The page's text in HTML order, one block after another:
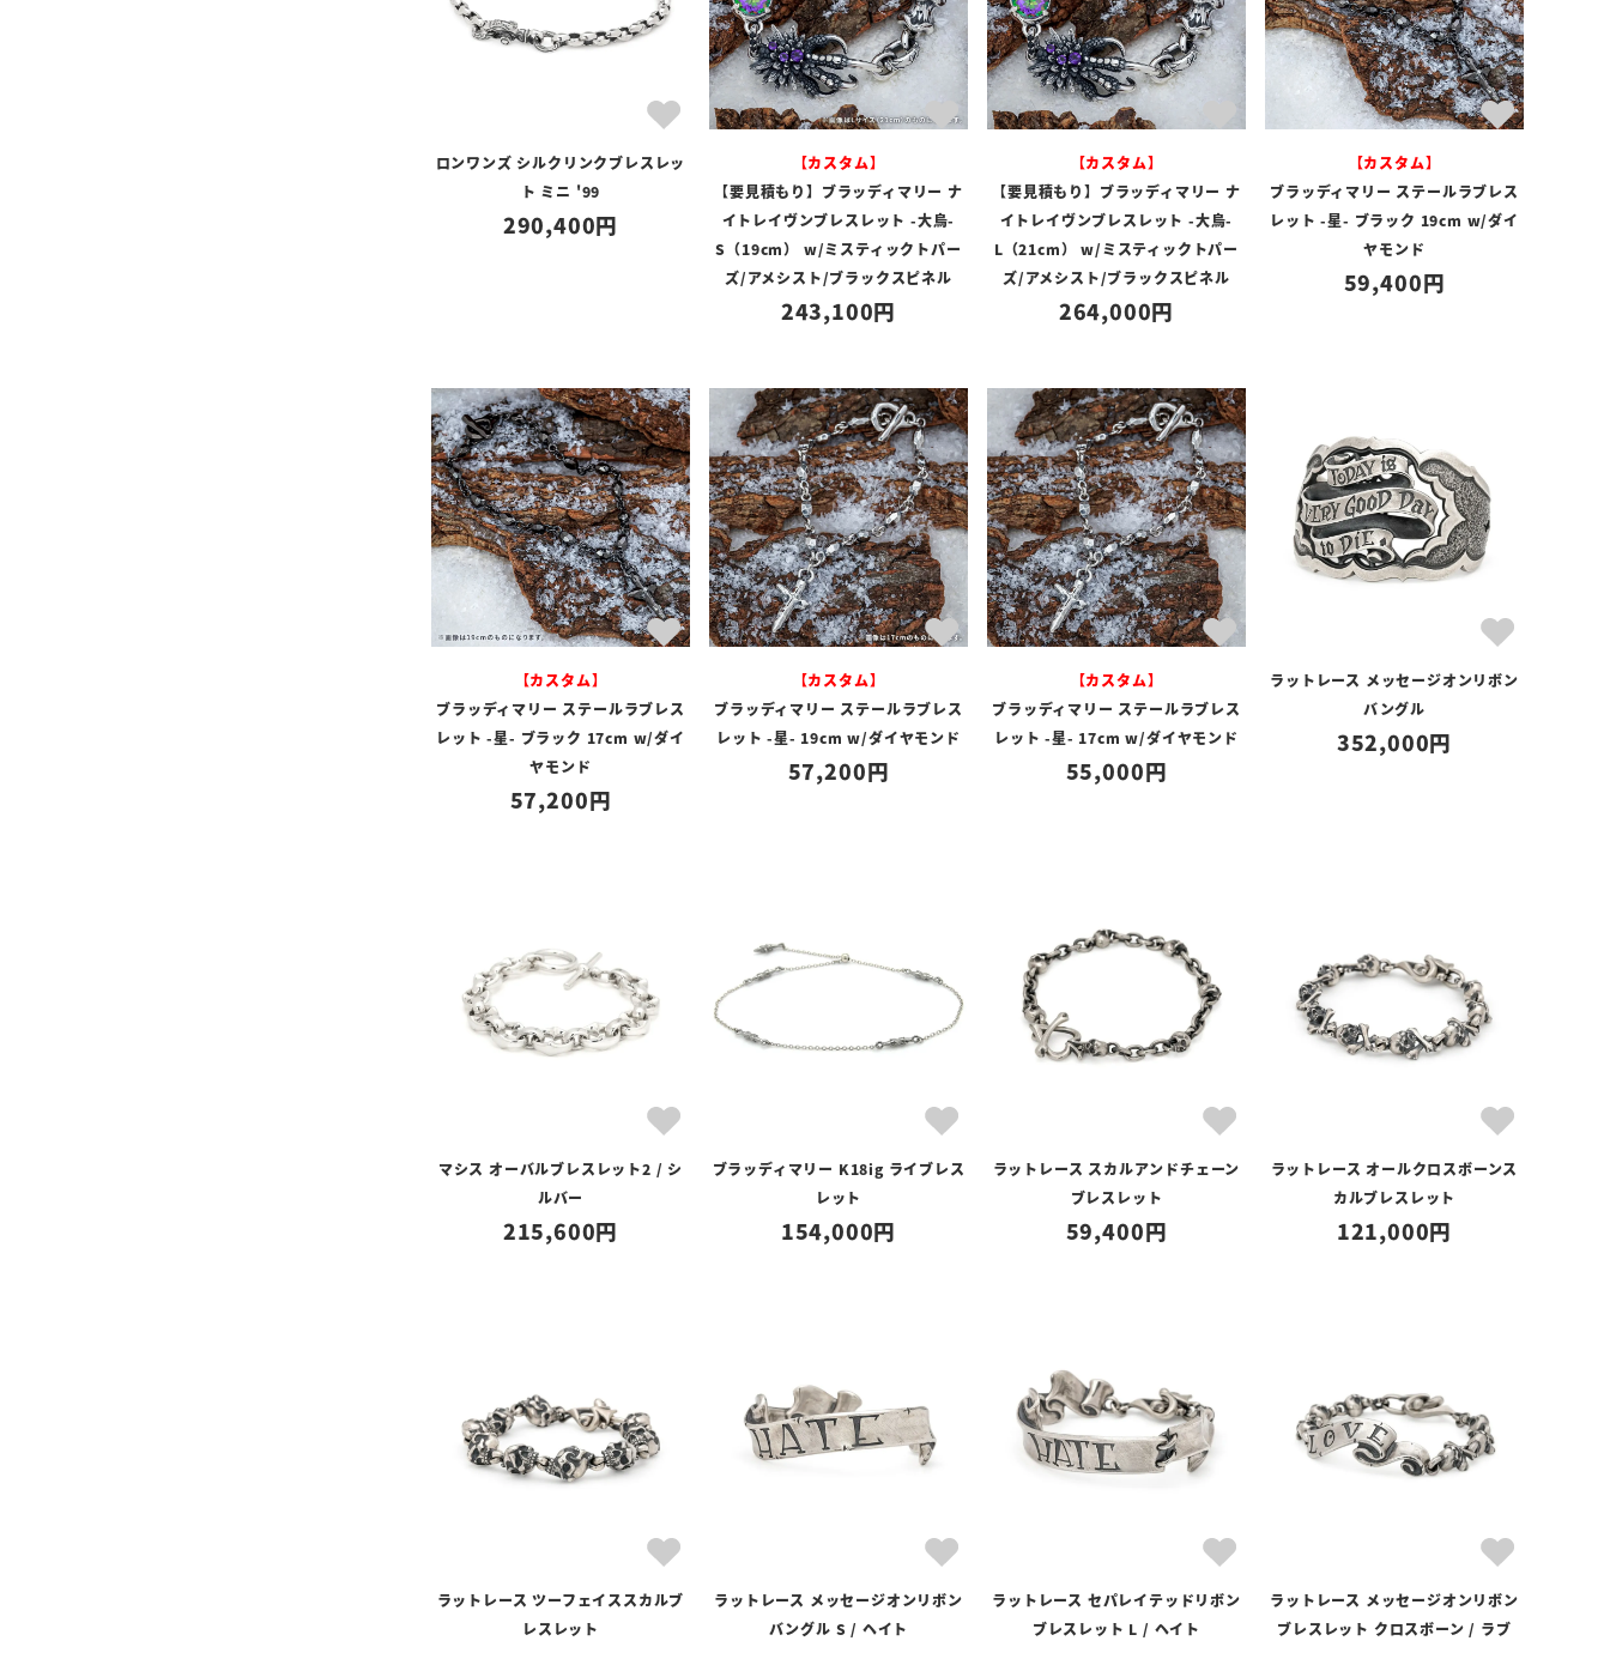
ロンワンズ シルクリンクブレスレッ
ト ミニ '99
290,400
【カスタム】
【要見積もり】ブラッディマリー ナ
イトレイヴンブレスレット -大烏-
S（19cm） w/ミスティックトパー
ズ/アメシスト/ブラックスピネル
243,100
【カスタム】
【要見積もり】ブラッディマリー ナ
イトレイヴンブレスレット -大烏-
L（21cm） w/ミスティックトパー
ズ/アメシスト/ブラックスピネル
264,000
【カスタム】
ブラッディマリー ステールラブレス
レット -星- ブラック 19cm w/ダイ
ヤモンド
59,400
【カスタム】
ブラッディマリー ステールラブレス
レット -星- ブラック 17cm w/ダイ
ヤモンド
57,200
【カスタム】
ブラッディマリー ステールラブレス
レット -星- 19cm w/ダイヤモンド
57,200
【カスタム】
ブラッディマリー ステールラブレス
レット -星- 17cm w/ダイヤモンド
55,000
ラットレース メッセージオンリボン
バングル
352,000
マシス オーバルブレスレット2 / シ
ルバー
215,600
ブラッディマリー K18ig ライブレス
レット
154,000
ラットレース スカルアンドチェーン
ブレスレット
59,400
ラットレース オールクロスボーンス
カルブレスレット
121,000
ラットレース ツーフェイススカルブ
レスレット
ラットレース メッセージオンリボン
バングル S / ヘイト
ラットレース セパレイテッドリボン
ブレスレット L / ヘイト
ラットレース メッセージオンリボン
ブレスレット クロスボーン / ラブ